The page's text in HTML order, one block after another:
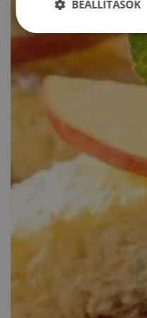
BEÁLLÍTÁSOK